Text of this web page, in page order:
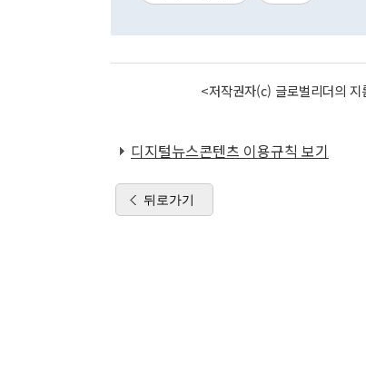
<저작권자(c) 글로벌리더의
디지털뉴스콘텐츠 이용규칙 보기
뒤로가기